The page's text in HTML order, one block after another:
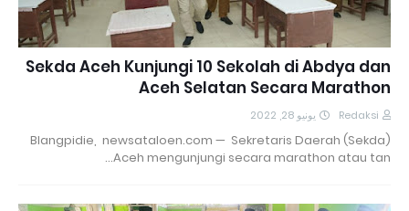
Sekda Aceh Kunjungi 10 Sekolah di Abdya dan
Aceh Selatan Secara Marathon
Redaksi يونيو 28, 2022
Blangpidie, newsataloen.com — Sekretaris Daerah (Sekda)
Aceh mengunjungi secara marathon atau tan…